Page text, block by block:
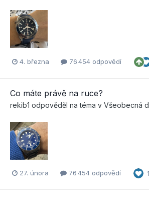
4. března 76 454 odpovědí
Co máte právě na ruce?
rekib1 odpověděl na téma v Všeobecná
27. února 76 454 odpovědí